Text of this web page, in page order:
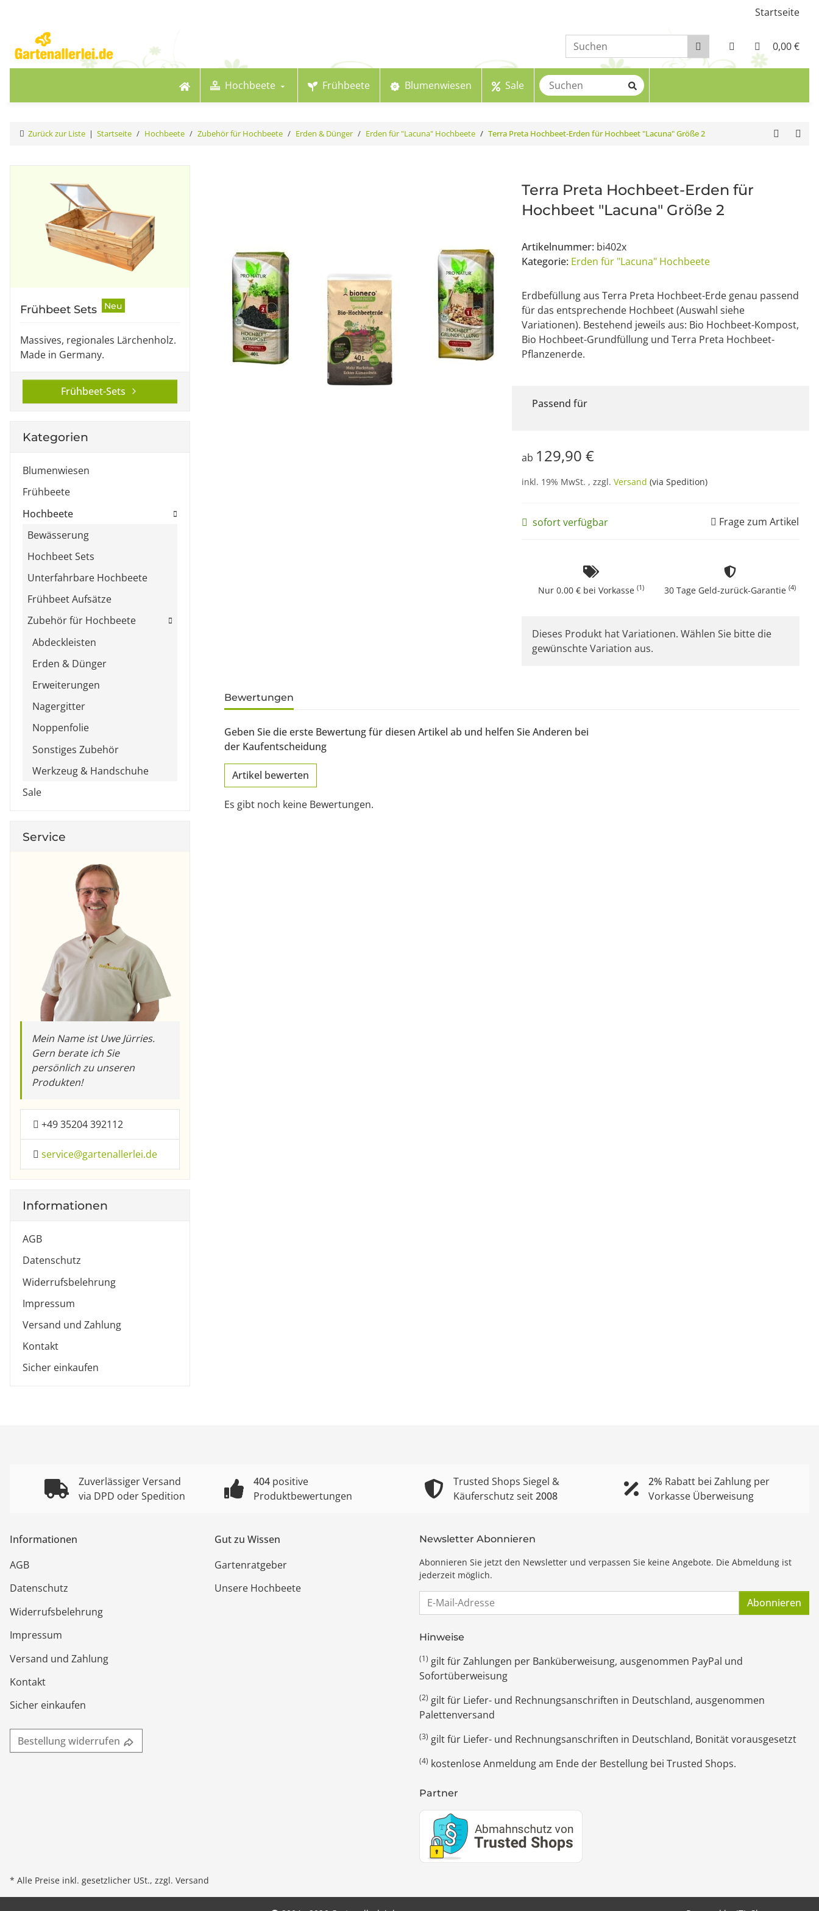
Startseite
0,00 €
Hochbeete Frühbeete Blumenwiesen Sale
Zurück zur Liste Startseite Hochbeete Zubehör für Hochbeete Erden & Dünger Erden für "Lacuna" Hochbeete Terra Preta Hochbeet-Erden für Hochbeet "Lacuna" Größe 2
Terra Preta Hochbeet-Erden für
Hochbeet "Lacuna" Größe 2
Artikelnummer: bi402x
Kategorie: Erden für "Lacuna" Hochbeete
Erdbefüllung aus Terra Preta Hochbeet-Erde genau passend
für das entsprechende Hochbeet (Auswahl siehe
Variationen). Bestehend jeweils aus: Bio Hochbeet-Kompost,
Bio Hochbeet-Grundfüllung und Terra Preta Hochbeet-
Pflanzenerde.
Passend für
ab 129,90 €
inkl. 19% MwSt. , zzgl. Versand (via Spedition)
sofort verfügbar Frage zum Artikel
Nur 0.00 € bei Vorkasse (1) 30 Tage Geld-zurück-Garantie (4)
x
Dieses Produkt hat Variationen. Wählen Sie bitte die
gewünschte Variation aus.
weitere Registerkarten anzeigen
Bewertungen
Geben Sie die erste Bewertung für diesen Artikel ab und helfen Sie Anderen bei
der Kaufentscheidung
Artikel bewerten
Es gibt noch keine Bewertungen.
Frühbeet Sets Neu
Massives, regionales Lärchenholz.
Made in Germany.
Frühbeet-Sets
Kategorien
Blumenwiesen
Frühbeete
Hochbeete
Bewässerung
Hochbeet Sets
Unterfahrbare Hochbeete
Frühbeet Aufsätze
Zubehör für Hochbeete
Abdeckleisten
Erden & Dünger
Erweiterungen
Nagergitter
Noppenfolie
Sonstiges Zubehör
Werkzeug & Handschuhe
Sale
Service
Mein Name ist Uwe Jürries.
Gern berate ich Sie
persönlich zu unseren
Produkten!
+49 35204 392112
service@gartenallerlei.de
Informationen
AGB
Datenschutz
Widerrufsbelehrung
Impressum
Versand und Zahlung
Kontakt
Sicher einkaufen
Zuverlässiger Versand
via DPD oder Spedition
404 positive
Produktbewertungen
Trusted Shops Siegel &
Käuferschutz seit2008
2% Rabatt bei Zahlung per
Vorkasse Überweisung
Informationen
AGB
Datenschutz
Widerrufsbelehrung
Impressum
Versand und Zahlung
Kontakt
Sicher einkaufen
Bestellung widerrufen
Gut zu Wissen
Gartenratgeber
Unsere Hochbeete
Newsletter Abonnieren
Abonnieren Sie jetzt den Newsletter und verpassen Sie keine Angebote. Die Abmeldung ist
jederzeit möglich.
E-Mail-Adresse Abonnieren
Hinweise
(1) gilt für Zahlungen per Banküberweisung, ausgenommen PayPal und
Sofortüberweisung
(2) gilt für Liefer- und Rechnungsanschriften in Deutschland, ausgenommen
Palettenversand
(3) gilt für Liefer- und Rechnungsanschriften in Deutschland, Bonität vorausgesetzt
(4) kostenlose Anmeldung am Ende der Bestellung bei Trusted Shops.
Partner
* Alle Preise inkl. gesetzlicher USt., zzgl. Versand